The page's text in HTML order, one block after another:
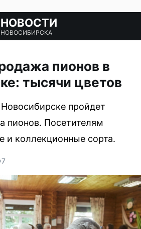
НОВОСТИ
НОВОСИБИРСКА
пионов в
тысячи цветов
пройдет
пионов. Посетителям
и коллекционные сорта.
7